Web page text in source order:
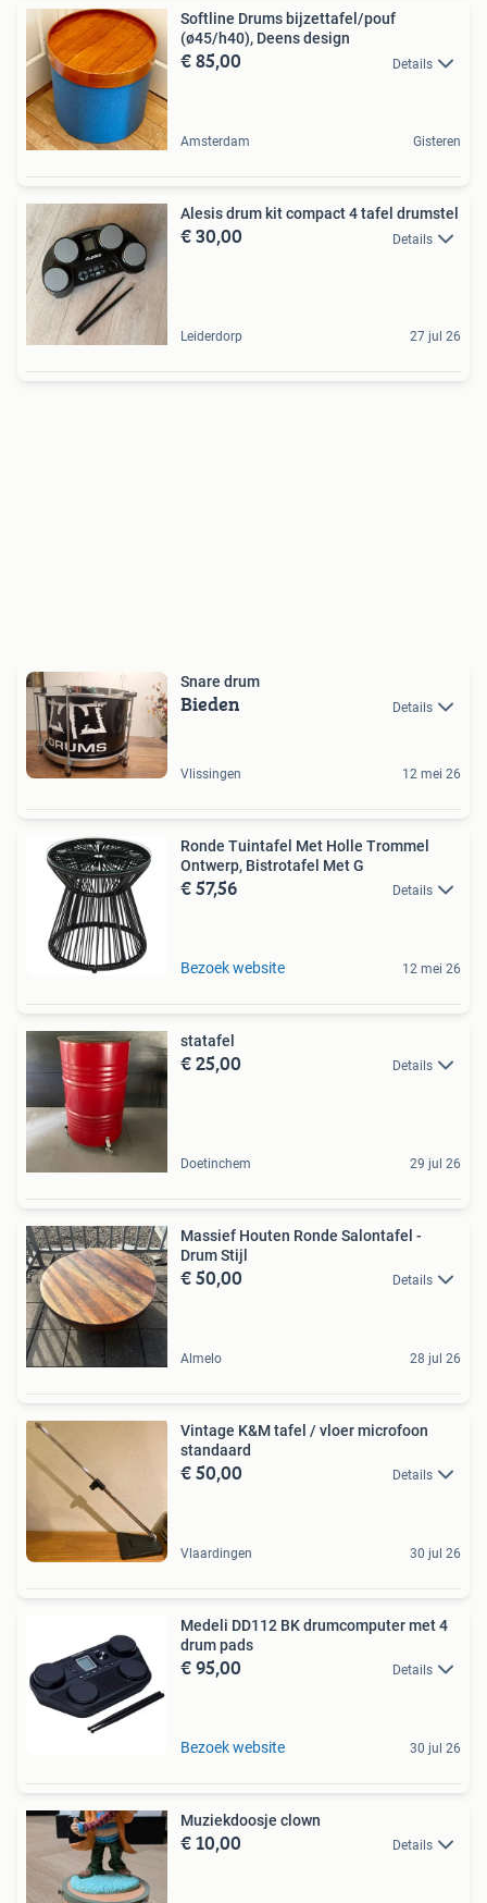
Softline Drums bijzettafel/pouf
(ø45/h40), Deens design
€ 85,00 Details
Amsterdam Gisteren
Alesis drum kit compact 4 tafel drumstel
€ 30,00 Details
Leiderdorp 27 jul 26
Snare drum
Bieden Details
Vlissingen 12 mei 26
Ronde Tuintafel Met Holle Trommel
Ontwerp, Bistrotafel Met G
€ 57,56 Details
Bezoek website 12 mei 26
statafel
€ 25,00 Details
Doetinchem 29 jul 26
Massief Houten Ronde Salontafel -
Drum Stijl
€ 50,00 Details
Almelo 28 jul 26
Vintage K&M tafel / vloer microfoon
standaard
€ 50,00 Details
Vlaardingen 30 jul 26
Medeli DD112 BK drumcomputer met 4
drum pads
€ 95,00 Details
Bezoek website 30 jul 26
Muziekdoosje clown
€ 10,00 Details